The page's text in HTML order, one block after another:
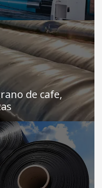
de cafe,